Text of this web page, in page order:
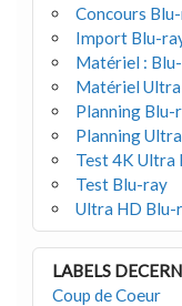
Concours
Import Blu-
Matériel :
Matériel
Planning Blu-
Planning
Test 4K Ultra
Test Blu-ray
Ultra HD Blu-
LABELS
Coup de Coeur